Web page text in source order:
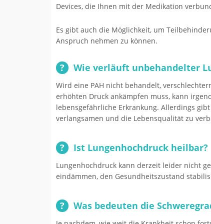
Devices, die Ihnen mit der Medikation
Es gibt auch die Möglichkeit, um
Anspruch nehmen zu können.
Wie verläuft unbehandelter
Wird eine PAH nicht behandelt,
erhöhten Druck ankämpfen muss, kann
lebensgefährliche Erkrankung. Allerdings
verlangsamen und die Lebensqualität zu
Ist Lungenhochdruck heilbar?
Lungenhochdruck kann derzeit leider nicht
eindämmen, den Gesundheitszustand
Was bedeuten die